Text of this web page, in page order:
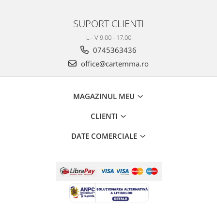
SUPORT CLIENTI
L - V 9.00 - 17.00
0745363436
office@cartemma.ro
MAGAZINUL MEU
CLIENTI
DATE COMERCIALE